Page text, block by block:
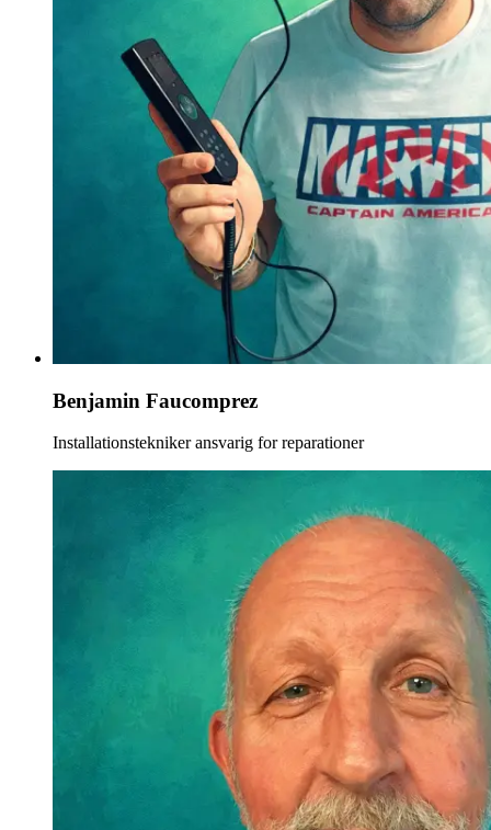
Benjamin Faucomprez
Installationstekniker ansvarig for reparationer